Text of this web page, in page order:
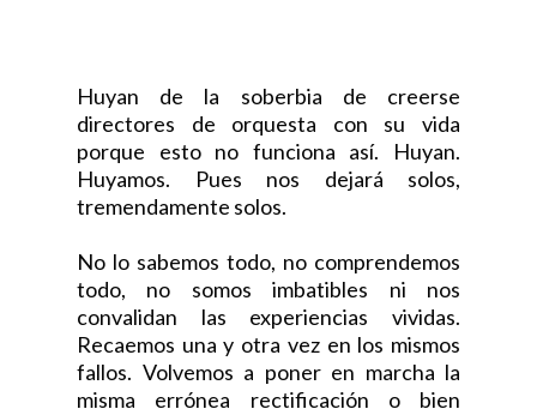
Huyan de la soberbia de creerse
directores de orquesta con su vida
porque esto no funciona así. Huyan.
Huyamos. Pues nos dejará solos,
tremendamente solos.
No lo sabemos todo, no comprendemos
todo, no somos imbatibles ni nos
convalidan las experiencias vividas.
Recaemos una y otra vez en los mismos
fallos. Volvemos a poner en marcha la
misma errónea rectificación o bien